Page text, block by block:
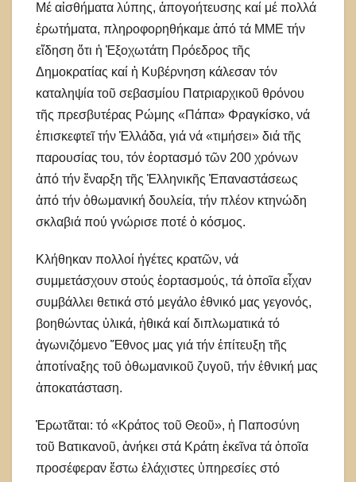
Μέ αἰσθήματα λύπης, ἀπογοήτευσης καί μέ πολλά
ἐρωτήματα, πληροφορηθήκαμε ἀπό τά ΜΜΕ τήν
εἴδηση ὅτι ἡ Ἐξοχωτάτη Πρόεδρος τῆς
Δημοκρατίας καί ἡ Κυβέρνηση κάλεσαν τόν
καταληψία τοῦ σεβασμίου Πατριαρχικοῦ θρόνου
τῆς πρεσβυτέρας Ρώμης «Πάπα» Φραγκίσκο, νά
ἐπισκεφτεῖ τήν Ἑλλάδα, γιά νά «τιμήσει» διά τῆς
παρουσίας του, τόν ἑορτασμό τῶν 200 χρόνων
ἀπό τήν ἔναρξη τῆς Ἑλληνικῆς Ἐπαναστάσεως
ἀπό τήν ὀθωμανική δουλεία, τήν πλέον κτηνώδη
σκλαβιά πού γνώρισε ποτέ ὁ κόσμος.
Κλήθηκαν πολλοί ἡγέτες κρατῶν, νά
συμμετάσχουν στούς ἑορτασμούς, τά ὁποῖα εἶχαν
συμβάλλει θετικά στό μεγάλο ἐθνικό μας γεγονός,
βοηθώντας ὑλικά, ἠθικά καί διπλωματικά τό
ἀγωνιζόμενο Ἔθνος μας γιά τήν ἐπίτευξη τῆς
ἀποτίναξης τοῦ ὀθωμανικοῦ ζυγοῦ, τήν ἐθνική μας
ἀποκατάσταση.
Ἐρωτᾶται: τό «Κράτος τοῦ Θεοῦ», ἡ Παποσύνη
τοῦ Βατικανοῦ, ἀνήκει στά Κράτη ἐκεῖνα τά ὁποῖα
προσέφεραν ἔστω ἐλάχιστες ὑπηρεσίες στό